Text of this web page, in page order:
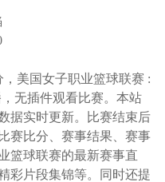
，美国女子职业篮球联赛 :
无插件观看比赛。本站
据实时更新。比赛结束后
赛比分、赛事结果、赛事
篮球联赛的最新赛事直
彩片段集锦等。同时还提